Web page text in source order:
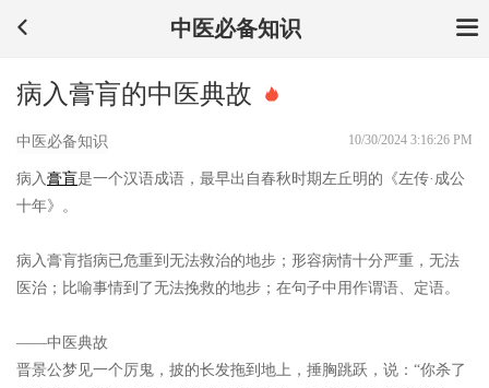
中医必备知识
病入膏肓的中医典故
中医必备知识 10/30/2024 3:16:26 PM
病入膏肓是一个汉语成语，最早出自春秋时期左丘明的《左传·成公
十年》。
病入膏肓指病已危重到无法救治的地步；形容病情十分严重，无法
医治；比喻事情到了无法挽救的地步；在句子中用作谓语、定语。
——中医典故
晋景公梦见一个厉鬼，披的长发拖到地上，捶胸跳跃，说：“你杀了